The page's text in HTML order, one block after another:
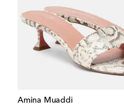
Amina Muaddi